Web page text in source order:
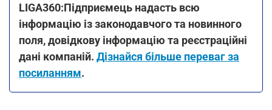
LIGA360:Підприємець надасть всю
інформацію із законодавчого та новинного
поля, довідкову інформацію та реєстраційні
дані компаній. Дізнайся більше переваг за
посиланням.